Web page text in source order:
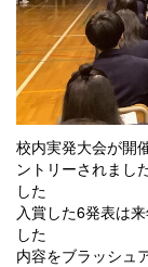
校内実発大会が開
ントリーされま
した
入賞した6発表は
した
内容をブラッシュ